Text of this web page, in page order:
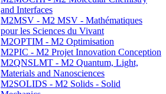
and Interfaces
M2MSV - M2 MSV - Mathématiques
pour les Sciences du Vivant
M2OPTIM - M2 Optimisation
M2PIC - M2 Projet Innovation Conception
M2QNSLMT - M2 Quantum, Light,
Materials and Nanosciences
M2SOLIDS - M2 Solids - Solid